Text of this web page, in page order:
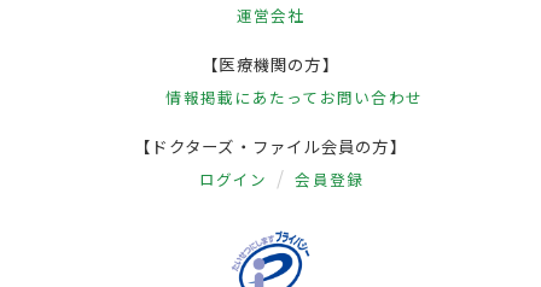
運営会社
【医療機関の方】
情報掲載にあたって お問い合わせ
【ドクターズ・ファイル会員の方】
ログイン 会員登録